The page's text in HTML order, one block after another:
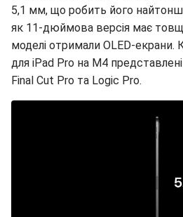
5,1 мм, що робить його
як 11-дюймова версія має
моделі отримали OLED-екрани.
для iPad Pro на M4 представлені
Final Cut Pro та Logic Pro.